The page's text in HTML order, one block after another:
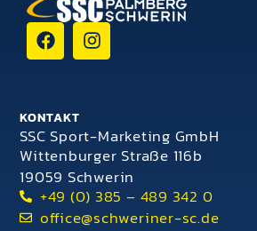
KONTAKT
SSC Sport-Marketing GmbH
Wittenburger Straße 116b
19059 Schwerin
+49 (0) 385 – 489 342 0
office@schweriner-sc.de